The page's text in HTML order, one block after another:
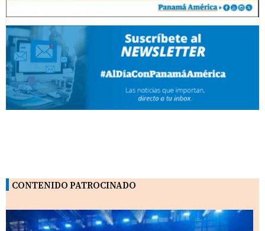
CONTENIDO PATROCINADO